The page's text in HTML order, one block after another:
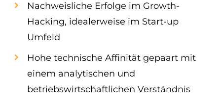
Nachweisliche Erfolge im Growth-
Hacking, idealerweise im Start-up
Umfeld
Hohe technische Affinität gepaart mit
einem analytischen und
betriebswirtschaftlichen Verständnis